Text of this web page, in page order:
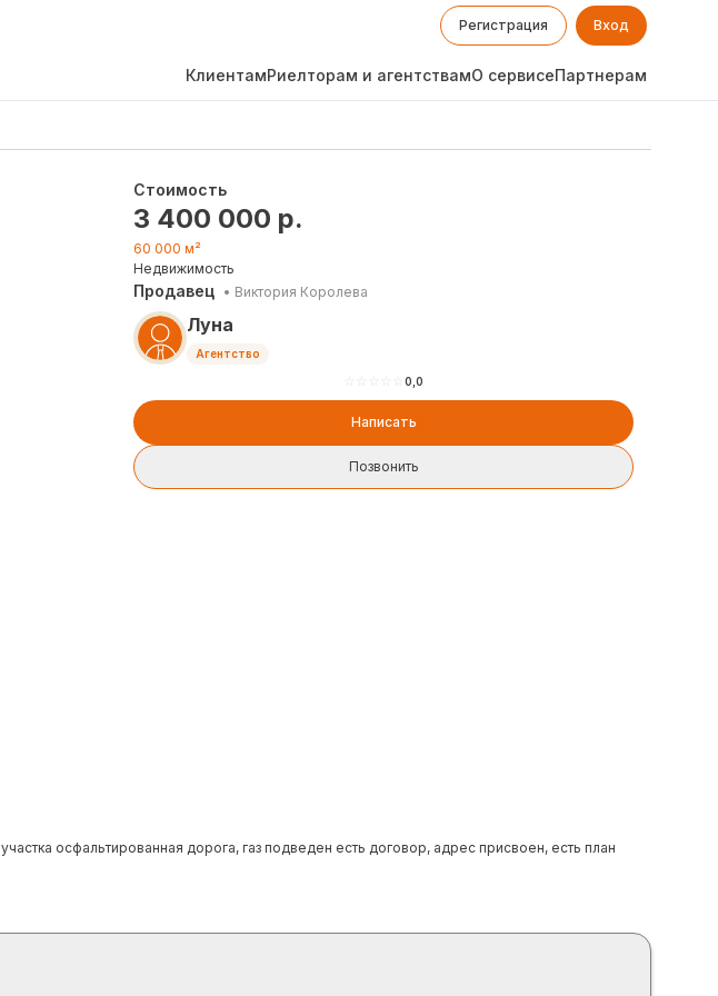
Регистрация Вход
КлиентамРиелторам и агентствамО сервисеПартнерам
Стоимость
3 400 000 р.
60 000 м²
Недвижимость
Продавец • Виктория Королева
Луна
Агентство
☆0,0
Написать
Позвонить
осфальтированная дорога, газ подведен есть договор, адрес присвоен, есть план